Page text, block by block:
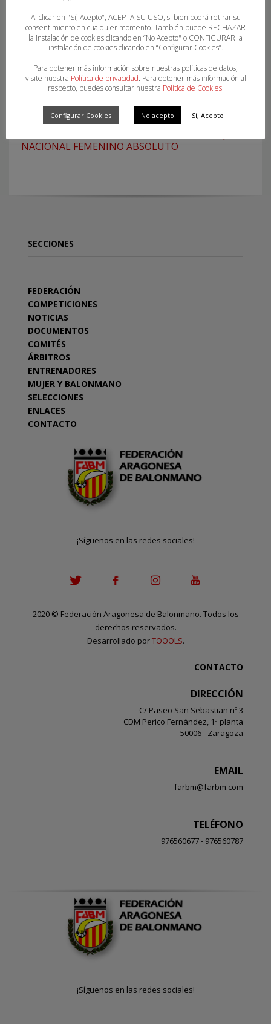
NACIONAL FEMENINO ABSOLUTO
SECCIONES
FEDERACIÓN
COMPETICIONES
NOTICIAS
DOCUMENTOS
COMITÉS
ÁRBITROS
ENTRENADORES
MUJER Y BALONMANO
SELECCIONES
ENLACES
CONTACTO
¡Síguenos en las redes sociales!
2020 © Federación Aragonesa de Balonmano. Todos los
derechos reservados.
Desarrollado porTOOOLS.
CONTACTO
DIRECCIÓN
C/ Paseo San Sebastian nº 3
CDM Perico Fernández, 1ª planta
50006 - Zaragoza
EMAIL
farbm@farbm.com
TELÉFONO
976560677 - 976560787
¡Síguenos en las redes sociales!
Al clicar en "Sí, Acepto", ACEPTA SU USO, si bien podrá retirar su
consentimiento en cualquier momento. También puede RECHAZAR
la instalación de cookies clicando en “No Acepto" o CONFIGURAR la
instalación de cookies clicando en “Configurar Cookies”.
Para obtener más información sobre nuestras políticas de datos,
visite nuestra Política de privacidad. Para obtener más información al
respecto, puedes consultar nuestra Política de Cookies.
Configurar Cookies No acepto Sí, Acepto